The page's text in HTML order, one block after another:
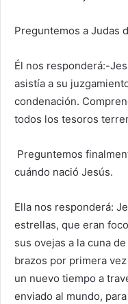
Preguntemos a Judas
Él nos responderá:-
asistía a su
condenación.
todos los tesoros
Preguntemos
cuándo nació Jesús.
Ella nos responderá:
estrellas, que eran
sus ovejas a la cuna
brazos por primera
un nuevo tiempo a
enviado al mundo,